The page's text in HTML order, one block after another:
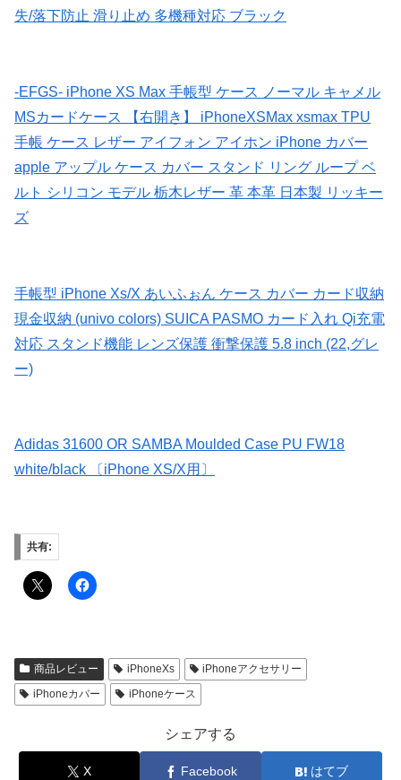
失/落下防止 滑り止め 多機種対応 ブラック
-EFGS- iPhone XS Max 手帳型 ケース ノーマル キャメル
MSカードケース 【右開き】 iPhoneXSMax xsmax TPU
手帳 ケース レザー アイフォン アイホン iPhone カバー
apple アップル ケース カバー スタンド リング ループ ベ
ルト シリコン モデル 栃木レザー 革 本革 日本製 リッキー
ズ
手帳型 iPhone Xs/X あいふぉん ケース カバー カード収納
現金収納 (univo colors) SUICA PASMO カード入れ Qi充電
対応 スタンド機能 レンズ保護 衝撃保護 5.8 inch (22,グレ
ー)
Adidas 31600 OR SAMBA Moulded Case PU FW18
white/black 〔iPhone XS/X用〕
共有:
商品レビュー iPhoneXs
iPhoneアクセサリー
iPhoneカバー
iPhoneケース
シェアする
X Facebook はてブ